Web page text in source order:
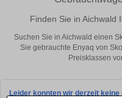
Finden Sie in Aichwald
Suchen Sie in Aichwald einen
Sie gebrauchte Enyaq von
Preisklassen
Leider konnten wir derzeit